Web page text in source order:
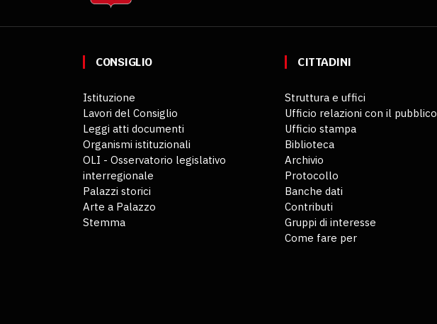
CONSIGLIO
Istituzione
Lavori del Consiglio
Leggi atti documenti
Organismi istituzionali
OLI - Osservatorio legislativo
interregionale
Palazzi storici
Arte a Palazzo
Stemma
CITTADINI
Struttura e uffici
Ufficio relazioni con il pubblico
Ufficio stampa
Biblioteca
Archivio
Protocollo
Banche dati
Contributi
Gruppi di interesse
Come fare per